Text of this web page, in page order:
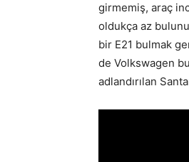
girmemiş, araç
oldukça az
bir E21 bulmak
de Volkswagen
adlandırılan